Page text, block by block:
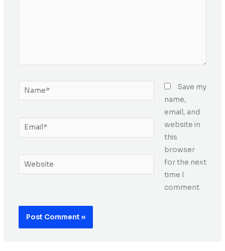
Name*
Email*
Website
Save my
name,
email, and
website in
this
browser
for the next
time I
comment.